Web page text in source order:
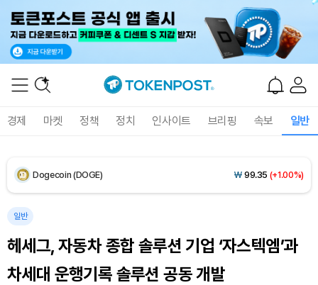
경제 마켓 정책 정치 인사이트 브리핑 속보 일반
XRP (XRP) ₩1,457(-1.22%)
Dogecoin (DOGE) ₩ 99.35 (+1.00%)
일반
헤세그, 자동차 종합 솔루션 기업 ‘자스텍엠’과
차세대 운행기록 솔루션 공동 개발